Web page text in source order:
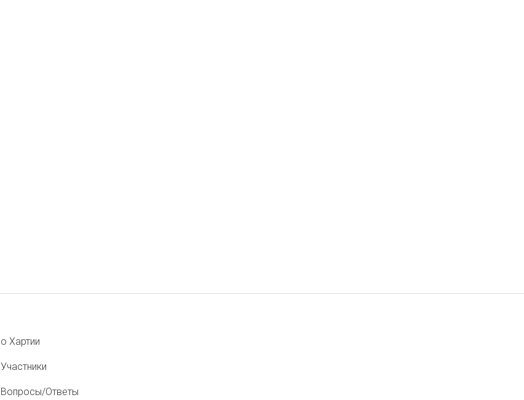
о Хартии
Участники
Вопросы/Ответы